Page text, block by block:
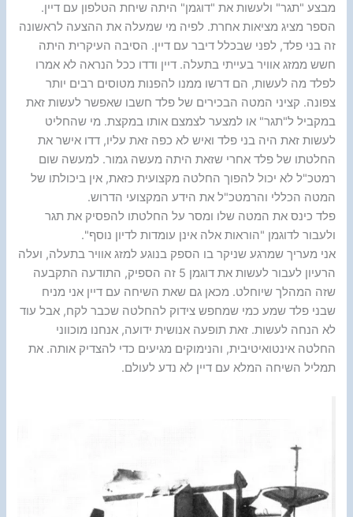
מבצע "תגר" ולעשות את "דוגמן" היתה שיחת הטלפון עם דיין.
הספר מציג מציאות אחרת. לפיה מי שמעלה את ההצעה לראשונה
זה בני פלד, לפני שבכלל דיבר עם דיין. הסיבה העיקרית היתה
חשש ממזג אוויר בעייתי בתעלה. דיין ודדו ככל הנראה לא אמרו
לפלד מה לעשות, הם דרשו ממנו להפנות מטוסים רבים יותר
צפונה. קציני המטה הבכירים של פלד חשבו שאפשר לעשות זאת
במקביל ל"תגר" או למצער לצמצם אותו במקצת. מי שהחליט
לעשות זאת היה בני פלד ואיש לא כפה זאת עליו, דדו אישר את
החלטתו של פלד אחרי שזאת היתה מעשה גמור. למעשה שום
רמטכ"ל לא יכול להפוך החלטה מקצועית כזאת, אין ביכולתו של
המטה הכללי והרמטכ"ל את הידע המקצועי הדרוש.
פלד כינס את המטה שלו ומסר על החלטתו להפסיק את תגר
ולעבור לדוגמן "הוראות אלה אינן עומדות לדיון נוסף".
אני מעריך שמרגע שניקר בו הספק בנוגע למזג אוויר בתעלה, ועלה
הרעיון לעבור לעשות את דוגמן 5 זה הספיק, התודעה התקבעה
שזה המהלך שיוחלט. מכאן גם שאת השיחה עם דיין אני מניח
שבני פלד שמע כמי שמחפש צידוק להחלטה שכבר לקח, אבל עוד
לא הנחה לעשות. זאת תופעה אנושית ידועה, אנחנו מוכווני
החלטה אינטואיטיבית, והנימוקים מגיעים כדי להצדיק אותה. את
תמליל השיחה המלא עם דיין לא נדע לעולם.